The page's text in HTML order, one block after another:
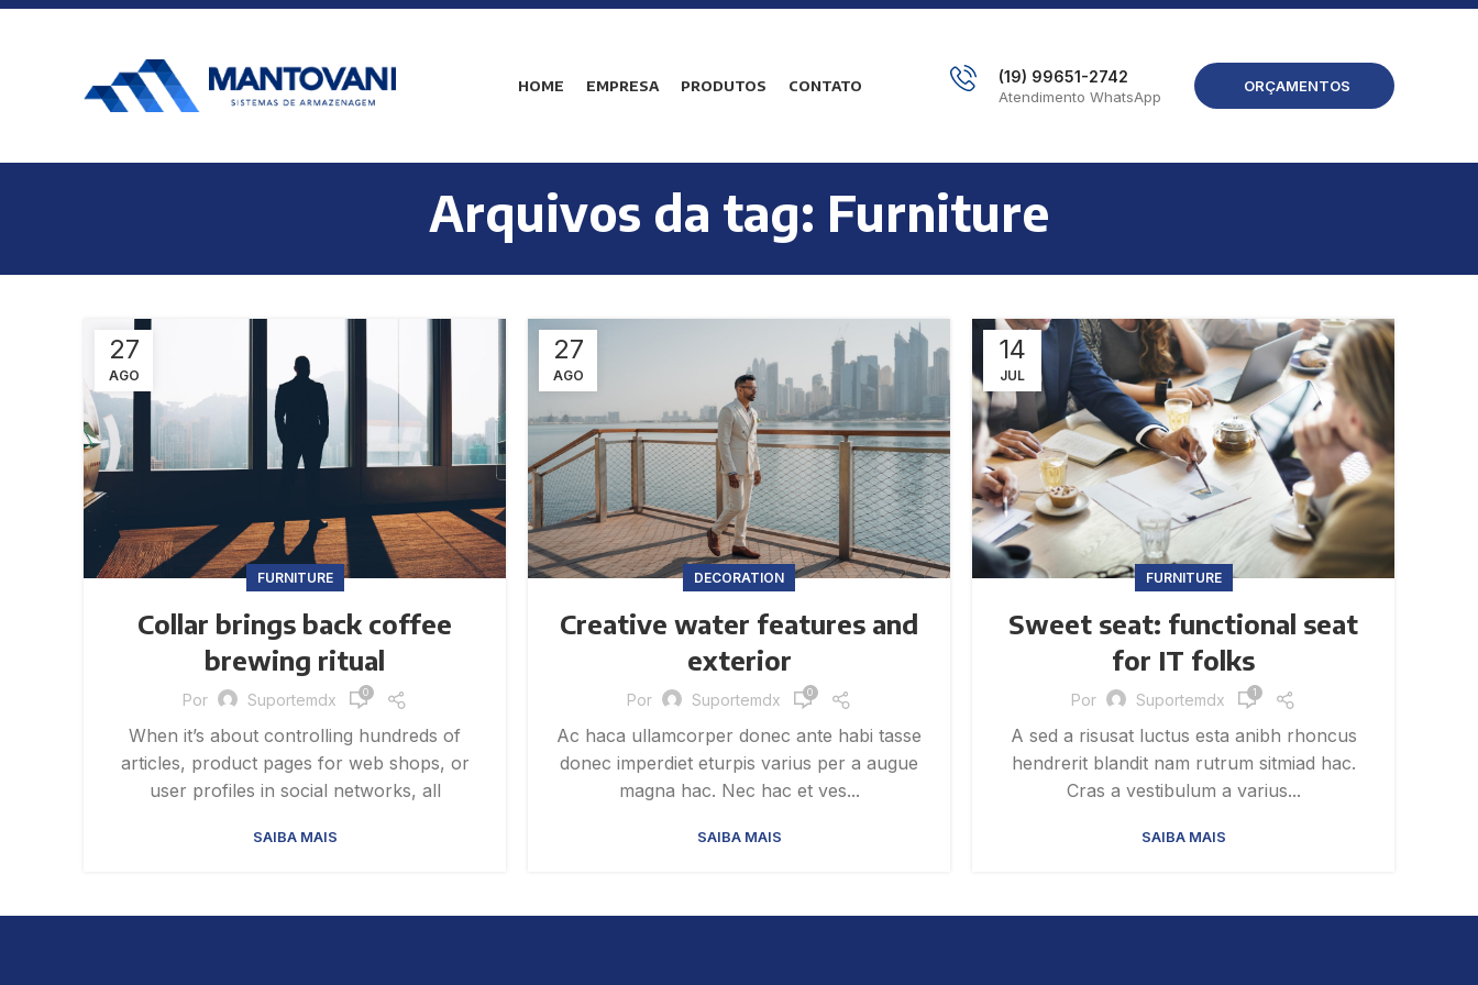
HOME EMPRESA PRODUTOS CONTATO (19) 99651-2742
Atendimento WhatsApp
ORÇAMENTOS
Arquivos da tag: Furniture
27
AGO
FURNITURE
Collar brings back coffee
brewing ritual
Por Suportemdx 0
When it’s about controlling hundreds of
articles, product pages for web shops, or
user profiles in social networks, all
SAIBA MAIS
27
AGO
DECORATION
Creative water features and
exterior
Por Suportemdx 0
Ac haca ullamcorper donec ante habi tasse
donec imperdiet eturpis varius per a augue
magna hac. Nec hac et ves...
SAIBA MAIS
14
JUL
FURNITURE
Sweet seat: functional seat
for IT folks
Por Suportemdx 1
A sed a risusat luctus esta anibh rhoncus
hendrerit blandit nam rutrum sitmiad hac.
Cras a vestibulum a varius...
SAIBA MAIS